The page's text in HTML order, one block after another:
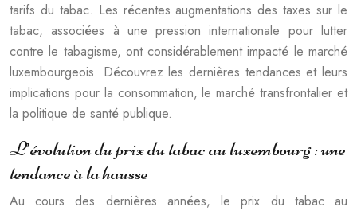
tarifs du tabac. Les récentes augmentations des taxes sur le
tabac, associées à une pression internationale pour lutter
contre le tabagisme, ont considérablement impacté le marché
luxembourgeois. Découvrez les dernières tendances et leurs
implications pour la consommation, le marché transfrontalier et
la politique de santé publique.
L’évolution du prix du tabac au luxembourg : une
tendance à la hausse
Au cours des dernières années, le prix du tabac au